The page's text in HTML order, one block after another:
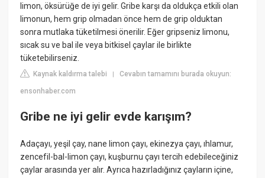
limon, öksürüğe de iyi gelir. Gribe karşı da oldukça etkili olan
limonun, hem grip olmadan önce hem de grip olduktan
sonra mutlaka tüketilmesi önerilir. Eğer gripseniz limonu,
sıcak su ve bal ile veya bitkisel çaylar ile birlikte
tüketebilirseniz.
Kaynak kaldırma talebi |Cevabın tamamını burada okuyun:
ensonhaber.com
Gribe ne iyi gelir evde karışım?
Adaçayı, yeşil çay, nane limon çayı, ekinezya çayı, ıhlamur,
zencefil-bal-limon çayı, kuşburnu çayı tercih edebileceğiniz
çaylar arasında yer alır. Ayrıca hazırladığınız çayların içine,